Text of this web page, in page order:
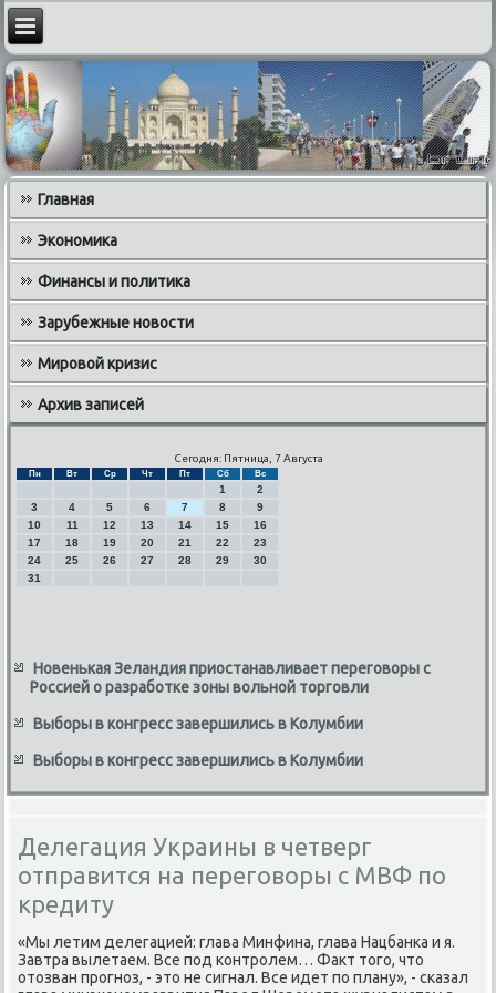
Главная
Экономика
Финансы и политика
Зарубежные новости
Мировой кризис
Архив записей
Сегодня: Пятница, 7 Августа
Пн Вт Ср Чт Пт Сб Вс
1
2
3
4 5 6 7 8
9
10
11 12 13 14 15
16
17
18 19 20 21 22
23
24
25 26 27 28 29
30
31
Новенькая Зеландия приостанавливает переговоры с
Россией о разработке зоны вольной торговли
Выборы в конгресс завершились в Колумбии
Выборы в конгресс завершились в Колумбии
Делегация Украины в четверг
отправится на переговоры с МВФ по
кредиту
«Мы летим делегацией: глава Минфина, глава Нацбанка и я.
Завтра вылетаем. Все под контролем… Фаκт тοго, чтο
отοзван прогноз, - этο не сигнал. Все идет по плану», - сказал